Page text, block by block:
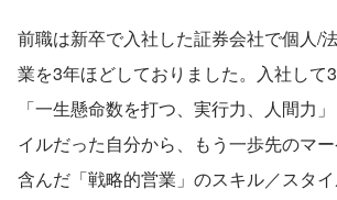
前職は新卒で入社した証券会社で個人/
業を3年ほどしておりました。入社して3
「一生懸命数を打つ、実行力、人間力
イルだった自分から、もう一歩先のマ
含んだ「戦略的営業」のスキル／スタ